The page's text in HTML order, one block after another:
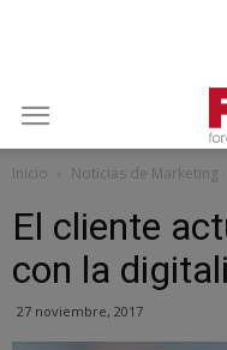
Inicio Noticias de Marketing
El cliente
con la
27 noviembre, 2017